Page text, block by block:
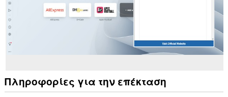
Πληροφορίες για την επέκταση